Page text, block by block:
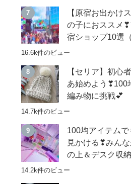
【原宿お出かけ
の子におススメ
宿ショップ10選
16.6k件のビュー
【セリア】初心
あ始めよう❣100
編み物に挑戦💕
14.7k件のビュー
100均アイテム
見かける❣みん
の上＆デスク収
14.2k件のビュー